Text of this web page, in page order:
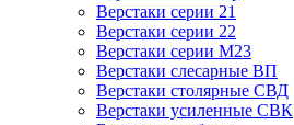
Верстаки серии 21
Верстаки серии 22
Верстаки серии М23
Верстаки слесарные ВП
Верстаки столярные СВД
Верстаки усиленные СВК